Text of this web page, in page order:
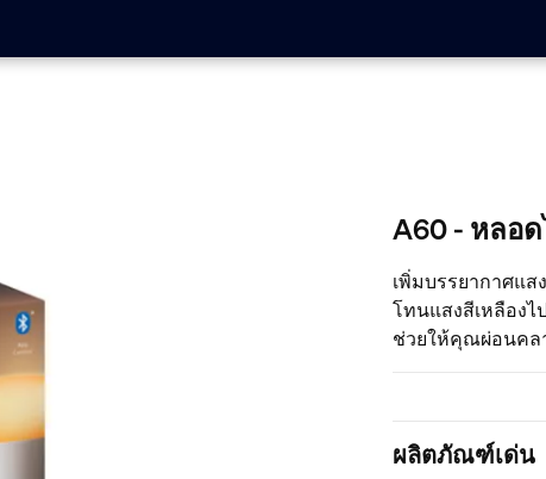
A60 - หลอ
เพิ่มบรรยากาศแ
โทนแสงสีเหลือง
ช่วยให้คุณผ่อนคล
ฟื้นฟูพลัง โดยควบ
ปลดล็อคคุณสมบัติ
ผลิตภัณฑ์เด่น